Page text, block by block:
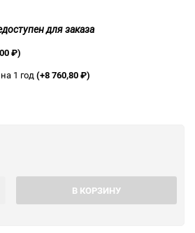
для заказа
₽)
1 год(+8 760,80₽)
В КОРЗИНУ